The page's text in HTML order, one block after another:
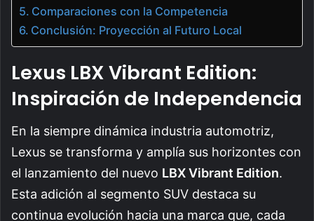
Comparaciones con la Competencia
Conclusión: Proyección al Futuro Local
Lexus LBX Vibrant Edition:
Inspiración de Independencia
En la siempre dinámica industria automotriz,
Lexus se transforma y amplía sus horizontes con
el lanzamiento del nuevo LBX Vibrant Edition.
Esta adición al segmento SUV destaca su
continua evolución hacia una marca que, cada